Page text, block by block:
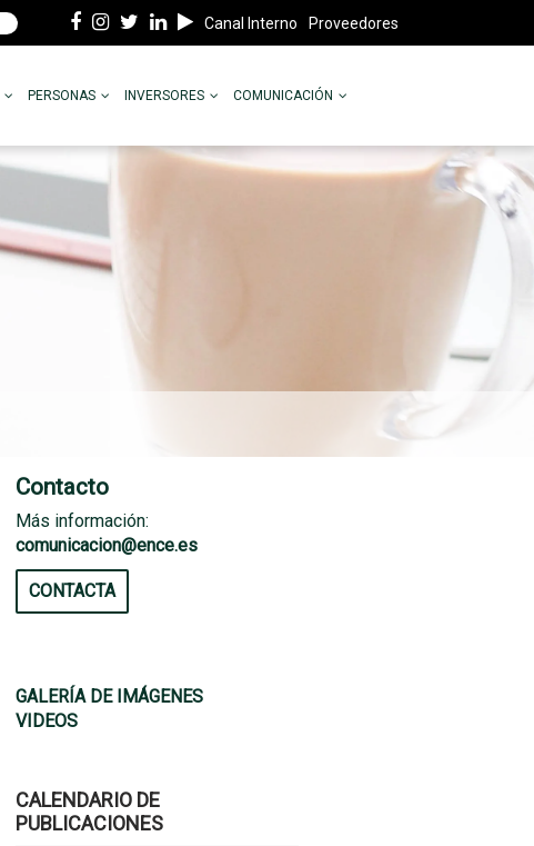
Canal Interno Proveedores
PERSONAS INVERSORES COMUNICACIÓN
Contacto
Más información:
comunicacion@ence.es
CONTACTA
GALERÍA DE IMÁGENES
VIDEOS
CALENDARIO DE
PUBLICACIONES